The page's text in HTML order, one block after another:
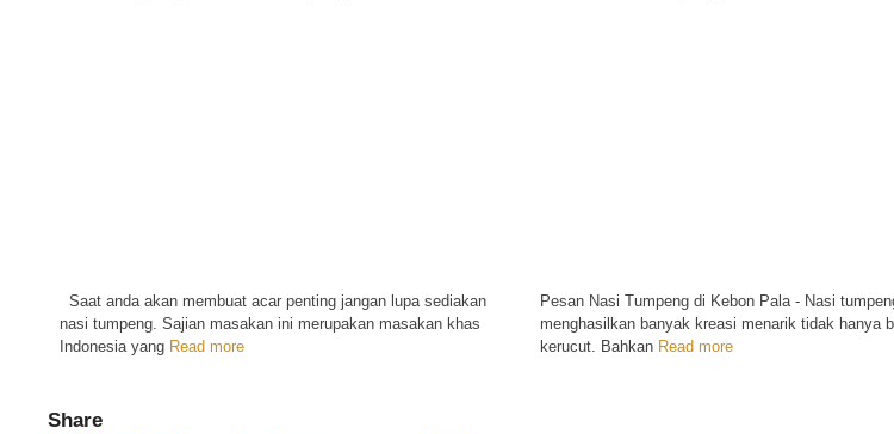
Saat anda akan membuat acar penting jangan lupa sediakan
nasi tumpeng. Sajian masakan ini merupakan masakan khas
Indonesia yang Read more
Pesan Nasi Tumpeng di Kebon Pala - Nasi
menghasilkan banyak kreasi menarik tidak hanya
kerucut. Bahkan Read more
Share